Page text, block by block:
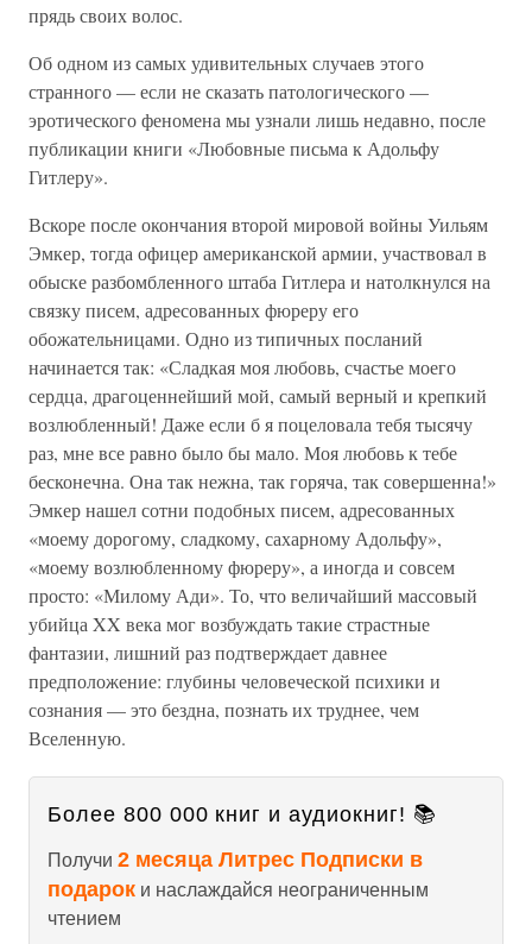
прядь своих волос.
Об одном из самых удивительных случаев этого
странного — если не сказать патологического —
эротического феномена мы узнали лишь недавно, после
публикации книги «Любовные письма к Адольфу
Гитлеру».
Вскоре после окончания второй мировой войны Уильям
Эмкер, тогда офицер американской армии, участвовал в
обыске разбомбленного штаба Гитлера и натолкнулся на
связку писем, адресованных фюреру его
обожательницами. Одно из типичных посланий
начинается так: «Сладкая моя любовь, счастье моего
сердца, драгоценнейший мой, самый верный и крепкий
возлюбленный! Даже если б я поцеловала тебя тысячу
раз, мне все равно было бы мало. Моя любовь к тебе
бесконечна. Она так нежна, так горяча, так совершенна!»
Эмкер нашел сотни подобных писем, адресованных
«моему дорогому, сладкому, сахарному Адольфу»,
«моему возлюбленному фюреру», а иногда и совсем
просто: «Милому Ади». То, что величайший массовый
убийца XX века мог возбуждать такие страстные
фантазии, лишний раз подтверждает давнее
предположение: глубины человеческой психики и
сознания — это бездна, познать их труднее, чем
Вселенную.
Более 800 000 книг и аудиокниг! 📚
Получи 2 месяца Литрес Подписки в
подарок и наслаждайся неограниченным
чтением